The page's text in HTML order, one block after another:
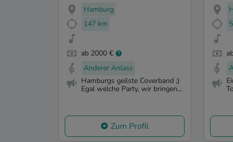
Hamburg
147 km
ab 2000 €
Anderer Anlass
Hamburgs geilste Coverband ;)
Egal welche Party, wir bringen...
Zum Profil